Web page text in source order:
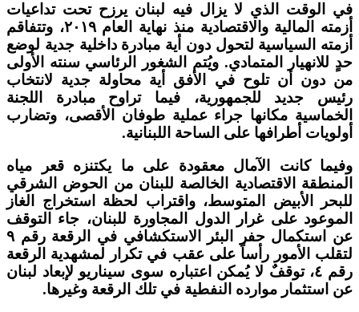
في الوقت الذي لا يزال فيه لبنان يرزح تحت تداعيات
أزمته المالية والاقتصادية منذ نهاية العام ٢٠١٩، وتتفاقم
أزمته السياسية لتحول دون أية مبادرة داخلية جدية لوضع
حدٍ للانهيار المتمادي. ويُتم الشغور الرئاسي سنته الأولى
من دون أن تلوح في الأفق أية محاولة جدية لانتخاب
رئيس جديد للجمهورية، فيما تراوح مبادرة اللجنة
الخماسية مكانها جراء عملية طوفان الأقصى، وتضارب
أولويات أطرافها على الساحة اللبنانية.
وفيما كانت الآمال معقودة على ما يكتنزه قعر مياه
المنطقة الاقتصادية الخالصة للبنان من الحوض الشرقي
للبحر الأبيض المتوسط، واقتراب لحظة استخراج الغاز
الموعود على غرار الدول المجاورة للبنان، جاء التوقف
عن استكمال حفر البئر الاستكشافي في الرقعة رقم ٩
لتقلب الأمور رأساً على عقب في تكرار لمشهدية الرقعة
رقم ٤، توقفٌ لا يُمكن اعتباره سوى سيناريو لإبعاد لبنان
عن استثمار موارده النفطية في تلك الرقعة وغيرها.